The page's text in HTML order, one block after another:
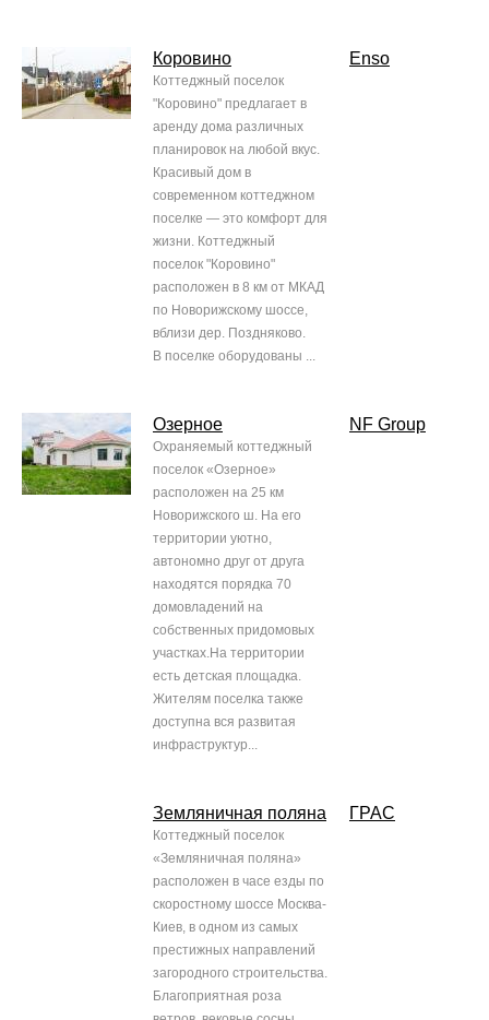
Коровино
Коттеджный поселок
"Коровино" предлагает в
аренду дома различных
планировок на любой вкус.
Красивый дом в
современном коттеджном
поселке — это комфорт для
жизни. Коттеджный
поселок "Коровино"
расположен в 8 км от МКАД
по Новорижскому шоссе,
вблизи дер. Поздняково.
В поселке оборудованы ...
Enso
Озерное
Охраняемый коттеджный
поселок «Озерное»
расположен на 25 км
Новорижского ш. На его
территории уютно,
автономно друг от друга
находятся порядка 70
домовладений на
собственных придомовых
участках.На территории
есть детская площадка.
Жителям поселка также
доступна вся развитая
инфраструктур...
NF Group
Земляничная поляна
Коттеджный поселок
«Земляничная поляна»
расположен в часе езды по
скоростному шоссе Москва-
Киев, в одном из самых
престижных направлений
загородного строительства.
Благоприятная роза
ГРАС